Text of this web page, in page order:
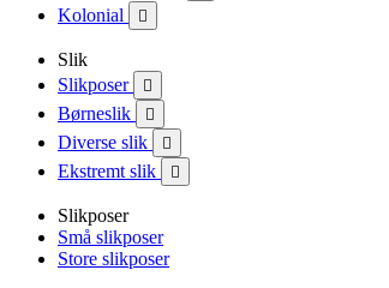
Kolonial 
Slik
Slikposer

Børneslik 
Diverse slik 
Ekstremt slik 
Slikposer
Små slikposer
Store slikposer